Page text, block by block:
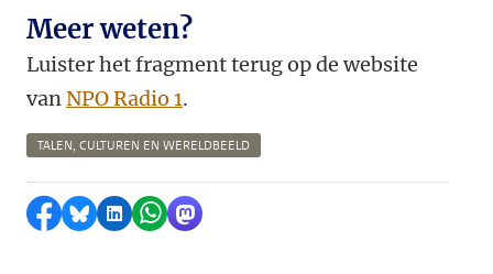
Meer weten?
Luister het fragment terug op de website
vanNPO Radio 1.
TALEN, CULTUREN EN WERELDBEELD
Delen op Facebook
Delen via Bluesky
Delen op LinkedIn
Delen via WhatsApp
Delen via Mastodon